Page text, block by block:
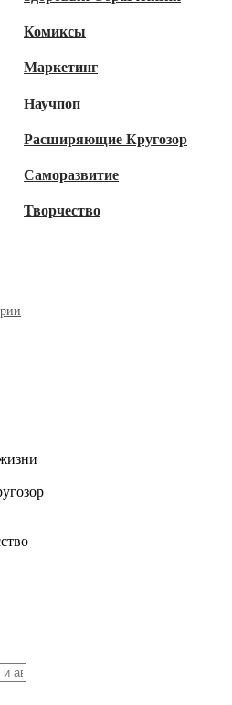
Комиксы
Маркетинг
Научпоп
Расширяющие Кругозор
Cаморазвитие
Творчество